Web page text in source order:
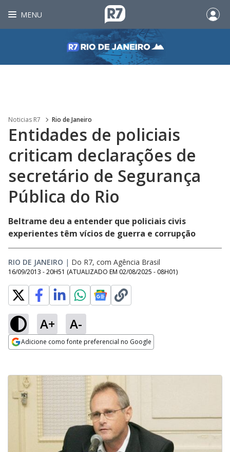
MENU
Noticias R7 Rio de Janeiro
Entidades de policiais
criticam declarações de
secretário de Segurança
Pública do Rio
Beltrame deu a entender que policiais civis
experientes têm vícios de guerra e corrupção
RIO DE JANEIRO | Do R7, com Agência Brasil
16/09/2013 - 20H51 (ATUALIZADO EM 02/08/2025 - 08H01)
A+ A-
Adicione como fonte preferencial no Google